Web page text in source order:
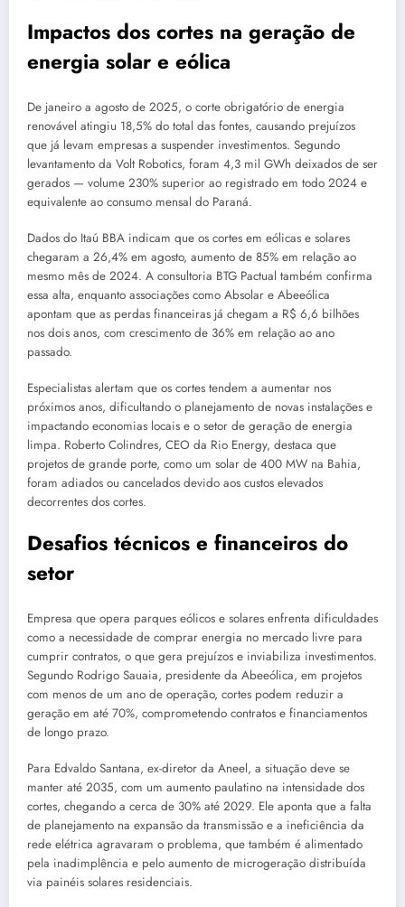
Impactos dos cortes na geração de
energia solar e eólica
De janeiro a agosto de 2025, o corte obrigatório de energia
renovável atingiu 18,5% do total das fontes, causando prejuízos
que já levam empresas a suspender investimentos. Segundo
levantamento da Volt Robotics, foram 4,3 mil GWh deixados de ser
gerados — volume 230% superior ao registrado em todo 2024 e
equivalente ao consumo mensal do Paraná.
Dados do Itaú BBA indicam que os cortes em eólicas e solares
chegaram a 26,4% em agosto, aumento de 85% em relação ao
mesmo mês de 2024. A consultoria BTG Pactual também confirma
essa alta, enquanto associações como Absolar e Abeeólica
apontam que as perdas financeiras já chegam a R$ 6,6 bilhões
nos dois anos, com crescimento de 36% em relação ao ano
passado.
Especialistas alertam que os cortes tendem a aumentar nos
próximos anos, dificultando o planejamento de novas instalações e
impactando economias locais e o setor de geração de energia
limpa. Roberto Colindres, CEO da Rio Energy, destaca que
projetos de grande porte, como um solar de 400 MW na Bahia,
foram adiados ou cancelados devido aos custos elevados
decorrentes dos cortes.
Desafios técnicos e financeiros do
setor
Empresa que opera parques eólicos e solares enfrenta dificuldades
como a necessidade de comprar energia no mercado livre para
cumprir contratos, o que gera prejuízos e inviabiliza investimentos.
Segundo Rodrigo Sauaia, presidente da Abeeólica, em projetos
com menos de um ano de operação, cortes podem reduzir a
geração em até 70%, comprometendo contratos e financiamentos
de longo prazo.
Para Edvaldo Santana, ex-diretor da Aneel, a situação deve se
manter até 2035, com um aumento paulatino na intensidade dos
cortes, chegando a cerca de 30% até 2029. Ele aponta que a falta
de planejamento na expansão da transmissão e a ineficiência da
rede elétrica agravaram o problema, que também é alimentado
pela inadimplência e pelo aumento de microgeração distribuída
via painéis solares residenciais.